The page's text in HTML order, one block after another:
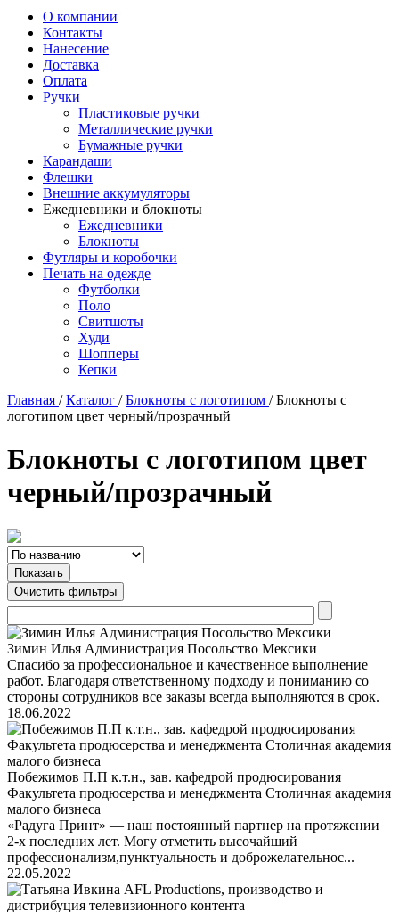
О компании
Контакты
Нанесение
Доставка
Оплата
Ручки
Пластиковые ручки
Металлические ручки
Бумажные ручки
Карандаши
Флешки
Внешние аккумуляторы
Ежедневники и блокноты
Ежедневники
Блокноты
Футляры и коробочки
Печать на одежде
Футболки
Поло
Свитшоты
Худи
Шопперы
Кепки
Главная / Каталог / Блокноты с логотипом / Блокноты с
логотипом цвет черный/прозрачный
Блокноты с логотипом цвет
черный/прозрачный
Зимин Илья Администрация Посольство Мексики
Спасибо за профессиональное и качественное выполнение
работ. Благодаря ответственному подходу и пониманию со
стороны сотрудников все заказы всегда выполняются в срок.
18.06.2022
Побежимов П.П к.т.н., зав. кафедрой продюсирования
Факультета продюсерства и менеджмента Столичная академия
малого бизнеса
«Радуга Принт» — наш постоянный партнер на протяжении
2-х последних лет. Могу отметить высочайший
профессионализм,пунктуальность и доброжелательнос...
22.05.2022